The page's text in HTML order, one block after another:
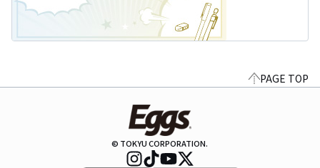
PAGE TOP
© TOKYU CORPORATION.